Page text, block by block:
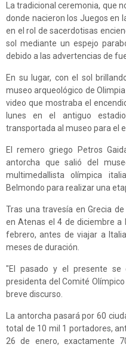
La tradicional ceremonia, que
donde nacieron los Juegos en
en el rol de sacerdotisas
sol mediante un espejo
debido a las advertencias de
En su lugar, con el sol
museo arqueológico de
video que mostraba el
lunes en el antiguo
transportada al museo para el
El remero griego Petros
antorcha que salió del
multimedallista olímpica
Belmondo para realizar una
Tras una travesía en Grecia
en Atenas el 4 de diciembre a
febrero, antes de viajar a
meses de duración.
"El pasado y el presente se
presidenta del Comité
breve discurso.
La antorcha pasará por 60
total de 10 mil 1 portadores,
26 de enero, exactamente